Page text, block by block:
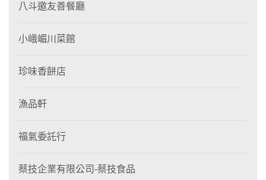
八斗邀友善餐廳
小峨嵋川菜館
珍味香餅店
漁品軒
福氣委託行
蔡技企業有限公司-蔡技食品